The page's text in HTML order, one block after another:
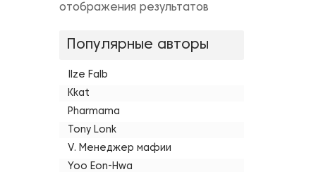
отображения результатов
Популярные авторы
Ilze Falb
Kkat
Pharmama
Tony Lonk
V. Менеджер мафии
Yoo Eon-Hwa